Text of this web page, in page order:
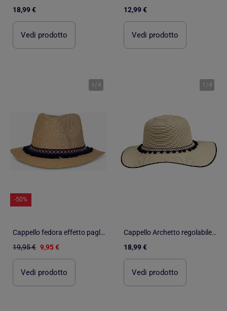
18,99 €
Vedi prodotto
12,99 €
Vedi prodotto
1 /4
-50%
Cappello fedora effetto paglia Kebello
19,95 € 9,95 €
Vedi prodotto
1 /4
Cappello Archetto regolabile a righe donna Isotoner
18,99 €
Vedi prodotto